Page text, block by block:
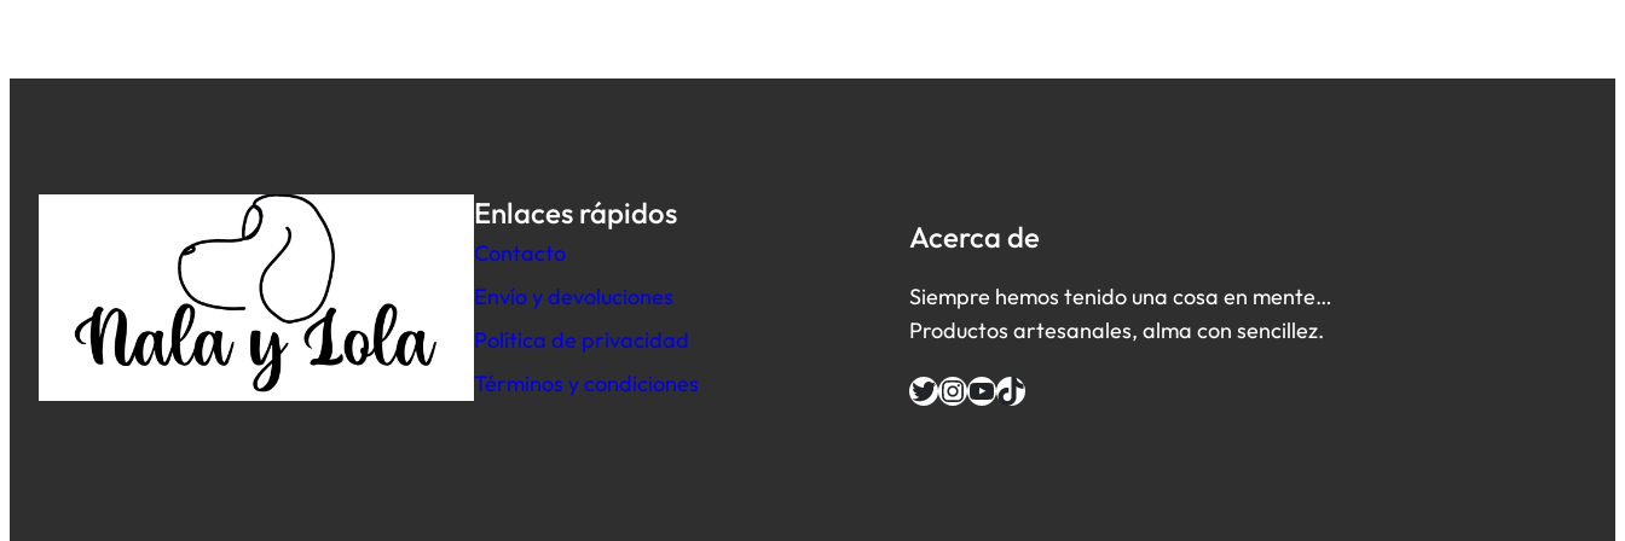
Enlaces rápidos
Contacto
Envío y devoluciones
Política de privacidad
Términos y condiciones
Acerca de
Siempre hemos tenido una cosa en mente…
Productos artesanales, alma con sencillez.
Twitter InstagramYouTube TikTok